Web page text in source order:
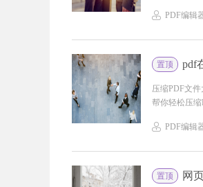
PDF编辑
置顶 pdf
压缩PDF文
帮你轻松压
PDF编辑
置顶 网